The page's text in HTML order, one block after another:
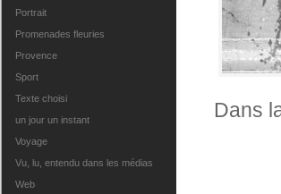
Portrait
Promenades fleuries
Provence
Sport
Texte choisi
un jour un instant
Voyage
Vu, lu, entendu dans les médias
Web
Dans